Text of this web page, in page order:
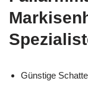
Günstige